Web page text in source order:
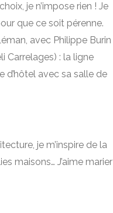
je n’impose rien ! Je
que ce soit pérenne.
avec Philippe Burin
Carrelages) : la ligne
avec sa salle de
je m’inspire de la
maisons… J’aime marier